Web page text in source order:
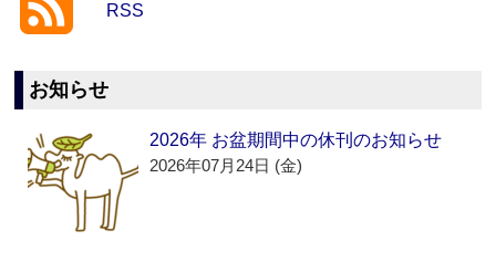
RSS
お知らせ
2026年 お盆期間中の休刊のお知らせ
2026年07月24日 (金)